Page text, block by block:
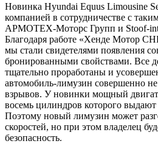
Новинка Hyundai Equus Limousine
компанией в сотрудничестве с
АРМОТЕХ-Моторс Групп и Stoof-
Благодаря работе «Хенде Мотор
мы стали свидетелями появления
бронированными свойствами. Все
тщательно проработаны и
автомобиль-лимузин совершенно
взрывов. У новинки мощный
восемь цилиндров которого
Поэтому новый лимузин может
скоростей, но при этом владелец
безопасность.